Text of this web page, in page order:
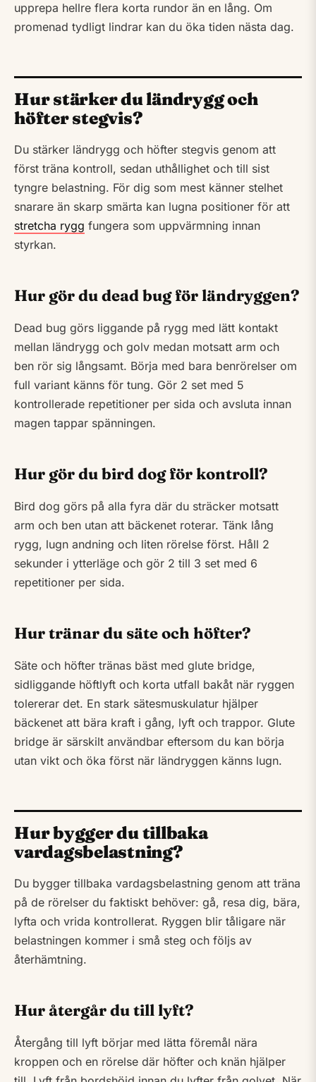
upprepa hellre flera korta rundor än en lång. Om
promenad tydligt lindrar kan du öka tiden nästa dag.
Hur stärker du ländrygg och
höfter stegvis?
Du stärker ländrygg och höfter stegvis genom att
först träna kontroll, sedan uthållighet och till sist
tyngre belastning. För dig som mest känner stelhet
snarare än skarp smärta kan lugna positioner för att
stretcha rygg fungera som uppvärmning innan
styrkan.
Hur gör du dead bug för ländryggen?
Dead bug görs liggande på rygg med lätt kontakt
mellan ländrygg och golv medan motsatt arm och
ben rör sig långsamt. Börja med bara benrörelser om
full variant känns för tung. Gör 2 set med 5
kontrollerade repetitioner per sida och avsluta innan
magen tappar spänningen.
Hur gör du bird dog för kontroll?
Bird dog görs på alla fyra där du sträcker motsatt
arm och ben utan att bäckenet roterar. Tänk lång
rygg, lugn andning och liten rörelse först. Håll 2
sekunder i ytterläge och gör 2 till 3 set med 6
repetitioner per sida.
Hur tränar du säte och höfter?
Säte och höfter tränas bäst med glute bridge,
sidliggande höftlyft och korta utfall bakåt när ryggen
tolererar det. En stark sätesmuskulatur hjälper
bäckenet att bära kraft i gång, lyft och trappor. Glute
bridge är särskilt användbar eftersom du kan börja
utan vikt och öka först när ländryggen känns lugn.
Hur bygger du tillbaka
vardagsbelastning?
Du bygger tillbaka vardagsbelastning genom att träna
på de rörelser du faktiskt behöver: gå, resa dig, bära,
lyfta och vrida kontrollerat. Ryggen blir tåligare när
belastningen kommer i små steg och följs av
återhämtning.
Hur återgår du till lyft?
Återgång till lyft börjar med lätta föremål nära
kroppen och en rörelse där höfter och knän hjälper